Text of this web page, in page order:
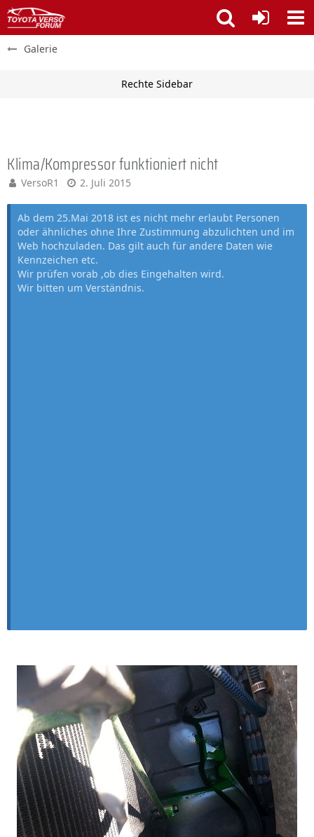
Galerie
Klima/Kompressor funktioniert nicht
VersoR1 2. Juli 2015
Ab dem 25.Mai 2018 ist es nicht mehr erlaubt Personen
oder ähnliches ohne Ihre Zustimmung abzulichten und im
Web hochzuladen. Das gilt auch für andere Daten wie
Kennzeichen etc.
Wir prüfen vorab ,ob dies Eingehalten wird.
Wir bitten um Verständnis.